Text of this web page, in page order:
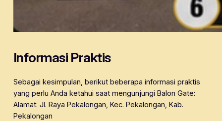
Informasi Praktis
Sebagai kesimpulan, berikut beberapa informasi praktis
yang perlu Anda ketahui saat mengunjungi Balon Gate:
Alamat: Jl. Raya Pekalongan, Kec. Pekalongan, Kab.
Pekalongan